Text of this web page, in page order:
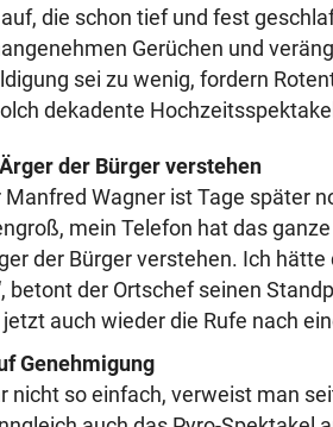
die schon tief und fest
Gerüchen und
sei zu wenig, fordern
dekadente
der Bürger verstehen
Wagner ist Tage später
mein Telefon hat das
der Bürger verstehen. Ich
betont der Ortschef seinen
auch wieder die Rufe nach
Genehmigung
nicht so einfach, verweist man